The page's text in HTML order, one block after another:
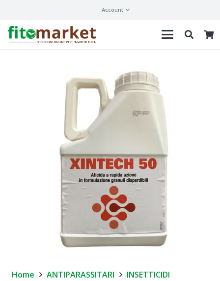
Account
Home ANTIPARASSITARI INSETTICIDI